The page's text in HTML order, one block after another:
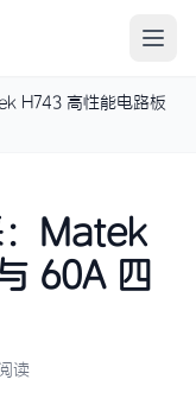
H743 高性能电路板
：Matek
60A 四
读